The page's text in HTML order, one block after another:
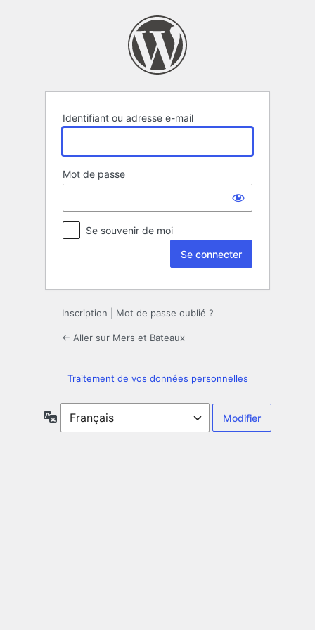
Identifiant ou adresse e-mail
Mot de passe
Se souvenir de moi
Inscription Mot de passe oublié ?
← Aller sur Mers et Bateaux
Traitement de vos données personnelles
Langue